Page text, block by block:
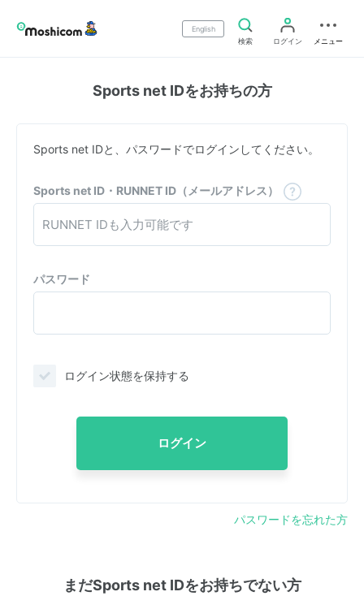
English
検索
ログイン メニュー
Sports net IDをお持ちの方
Sports net IDと、パスワードでログインしてください。
Sports net ID・RUNNET ID（メールアドレス）
パスワード
ログイン状態を保持する
ログイン
パスワードを忘れた方
まだSports net IDをお持ちでない方